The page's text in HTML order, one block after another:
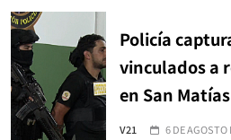
Policía
vinculados a
en San Matías
V21 6 DE AGOSTO